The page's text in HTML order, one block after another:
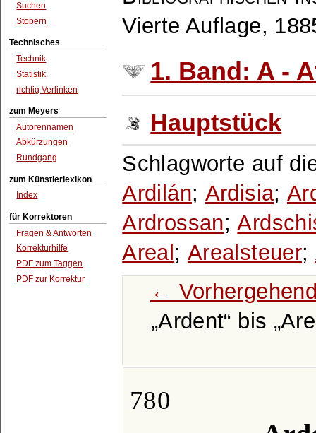
Suchen
Stöbern
Technisches
Technik
Statistik
richtig Verlinken
zum Meyers
Autorennamen
Abkürzungen
Rundgang
zum Künstlerlexikon
Index
für Korrektoren
Fragen & Antworten
Korrekturhilfe
PDF zum Taggen
PDF zur Korrektur
Vierte Auflage,
1. Band: A -
Hauptstück
Schlagworte auf
Ardilán; Ardisia;
Ardrossan;
Areal; Arealsteuer;
←
Ardent
bis
780